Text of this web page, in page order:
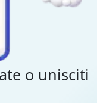
o unisciti